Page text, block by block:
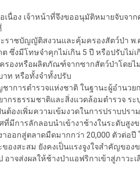
นื่อง เจ้าหน้าที่จึงขออนุมัติหมายจับจา
ราชบัญญัติสงวนและคุ้มครองสัตว์ป่า พ.
ซึ่งมีโทษจำคุกไม่เกิน 5 ปี หรือปรับไม่เ
รองหรือผลิตภัณฑ์จากซากสัตว์ป่าโดย
าท หรือทั้งจำทั้งปรับ
าการตำรวจแห่งชาติ ในฐานะผู้อำนว
กรธรรมชาติและสิ่งแวดล้อมตำรวจ ระ
ต้องเพิ่มความเข้มงวดในการปราบปร
ที่มีการลักลอบนำเข้างาช้างในระดับสูง
ออกสู่ตลาดมืดมากกว่า 20,000 ตัวต่อปี
องสะสม ยังคงเป็นแรงจูงใจสำคัญของ
าจส่งผลให้ช้างป่าแอฟริกาเข้าสู่ภาวะ